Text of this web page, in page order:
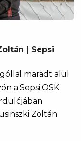
| Sepsi
maradt alul
a Sepsi OSK
Zoltán